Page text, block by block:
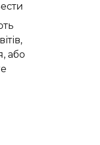
складну
вуглецю
або